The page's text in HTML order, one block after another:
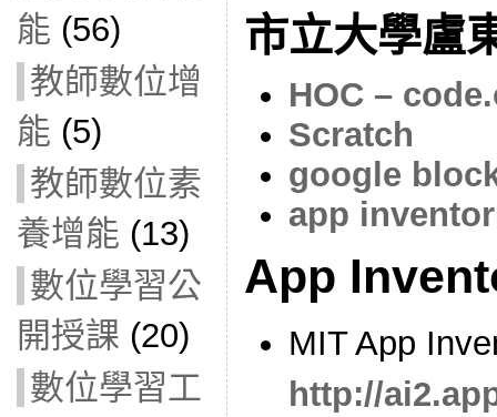
能 (56)
教師數位增
能 (5)
教師數位素
養增能 (13)
數位學習公
開授課 (20)
數位學習工
市立大學盧
HOC –
Scratch
google
app inventor
App
MIT App
http://